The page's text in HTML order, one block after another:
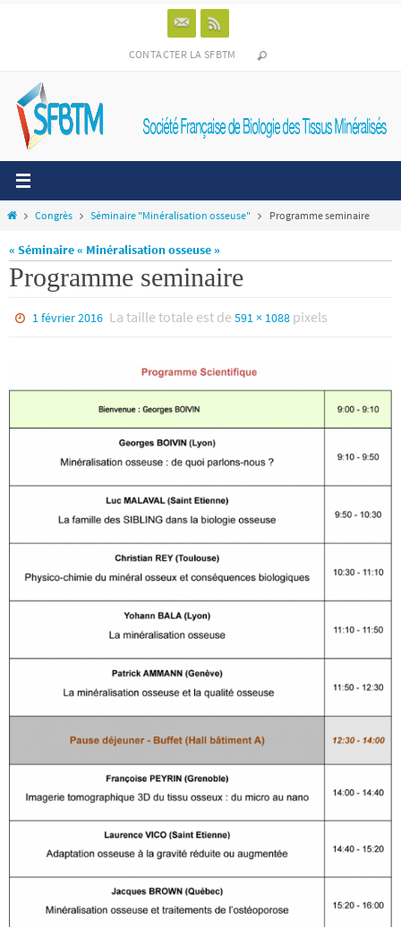
CONTACTER LA SFBTM
HomeCongrès Séminaire "Minéralisation osseuse" Programme seminaire
« Séminaire « Minéralisation osseuse »
Programme seminaire
1 février 2016 La taille totale est de591 × 1088 pixels